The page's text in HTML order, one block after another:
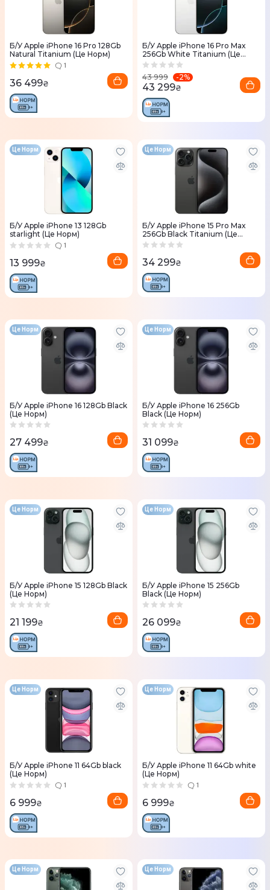
Б/У Apple iPhone 16 Pro 128Gb
Natural Titanium (Це Норм)
1
36 499₴
Б/У Apple iPhone 16 Pro Max
256Gb White Titanium (Це
Норм)
43 999 -2%
43 299₴
Б/У Apple iPhone 13 128Gb
starlight (Це Норм)
1
Це Норм
13 999₴
Б/У Apple iPhone 15 Pro Max
256Gb Black Titanium (Це
Норм)
Це Норм
34 299₴
Б/У Apple iPhone 16 128Gb Black
(Це Норм)
Це Норм
27 499₴
Б/У Apple iPhone 16 256Gb
Black (Це Норм)
Це Норм
31 099₴
Б/У Apple iPhone 15 128Gb Black
(Це Норм)
Це Норм
21 199₴
Б/У Apple iPhone 15 256Gb
Black (Це Норм)
Це Норм
26 099₴
Б/У Apple iPhone 11 64Gb black
(Це Норм)
1
Це Норм
6 999₴
Б/У Apple iPhone 11 64Gb white
(Це Норм)
1
Це Норм
6 999₴
Це Норм Це Норм